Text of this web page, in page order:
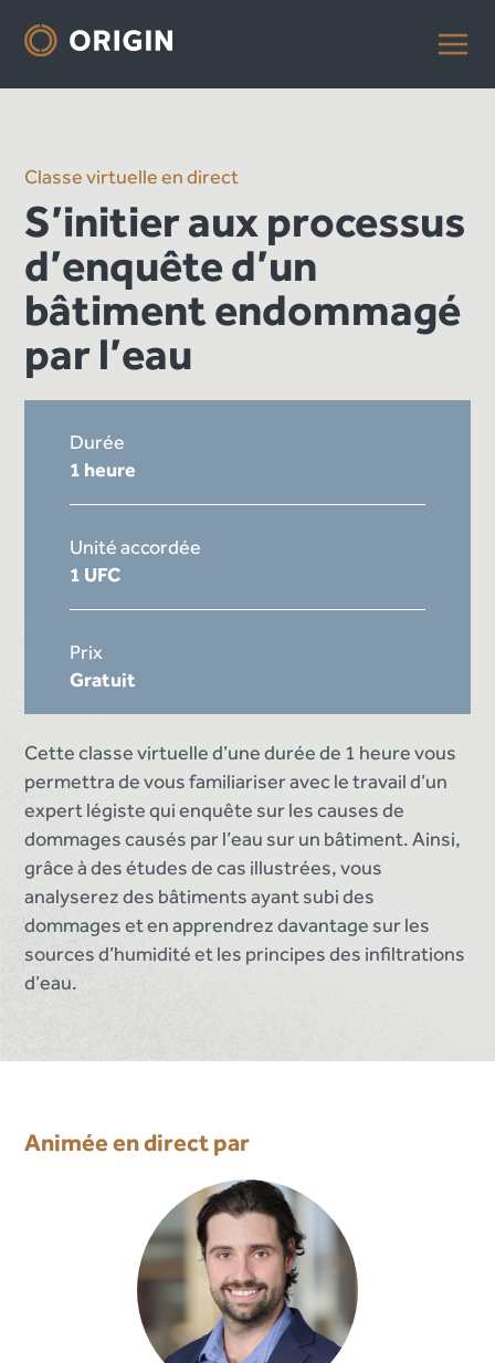
Classe virtuelle en direct
S’initier aux processus
d’enquête d’un
bâtiment endommagé
par l’eau
Durée
1 heure
Unité accordée
1 UFC
Prix
Gratuit
Cette classe virtuelle d’une durée de 1 heure vous
permettra de vous familiariser avec le travail d’un
expert légiste qui enquête sur les causes de
dommages causés par l’eau sur un bâtiment. Ainsi,
grâce à des études de cas illustrées, vous
analyserez des bâtiments ayant subi des
dommages et en apprendrez davantage sur les
sources d’humidité et les principes des infiltrations
d’eau.
Animée en direct par